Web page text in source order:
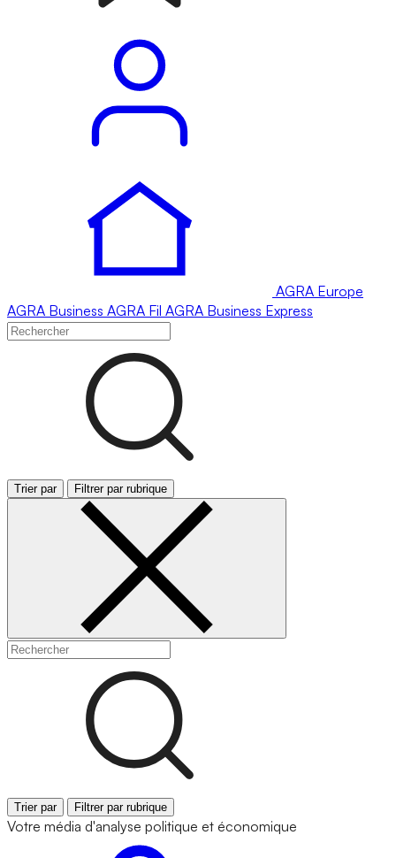
AGRA Europe
AGRA Business AGRA Fil AGRA Business Express
Trier par Filtrer par rubrique
Trier par Filtrer par rubrique
Votre média d'analyse politique et économique